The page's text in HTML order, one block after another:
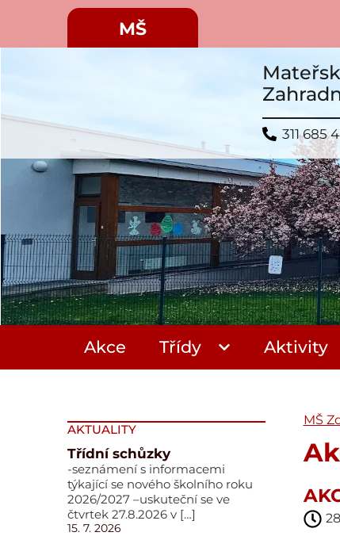
MŠ
311 685
Akce Třídy Aktivity
AKTUALITY
Třídní schůzky
-seznámení s informacemi
týkající se nového školního roku
2026/2027 –uskuteční se ve
čtvrtek 27.8.2026 v […]
15. 7. 2026
MŠ